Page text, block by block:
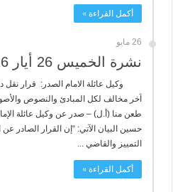
أكمل القراءة »
26 مايو
نشرة الخميس 26 أيار 2016 العدد 5012
وكيل عائلة الامام الصدر: قرار
آخر مخالف لكل المبادئ والنصوص
طعن منا (أ.ل) – صدر عن وكيل عائلة
حسين البيان الآتي: “إن القرار الصادر
التمييز والقاضي ...
أكمل القراءة »